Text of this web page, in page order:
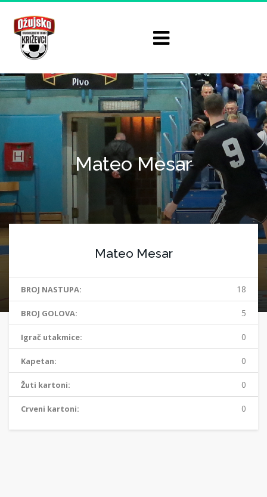
Mateo Mesar
Mateo Mesar
BROJ NASTUPA: 18
BROJ GOLOVA: 5
Igrač utakmice: 0
Kapetan: 0
Žuti kartoni: 0
Crveni kartoni: 0